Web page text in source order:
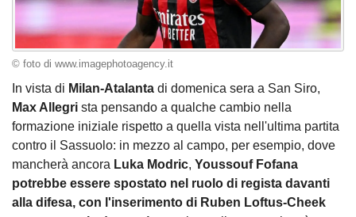
© foto di www.imagephotoagency.it
In vista di Milan-Atalanta di domenica sera a San Siro,
Max Allegri sta pensando a qualche cambio nella
formazione iniziale rispetto a quella vista nell'ultima partita
contro il Sassuolo: in mezzo al campo, per esempio, dove
mancherà ancora Luka Modric, Youssouf Fofana
potrebbe essere spostato nel ruolo di regista davanti
alla difesa, con l'inserimento di Ruben Loftus-Cheek